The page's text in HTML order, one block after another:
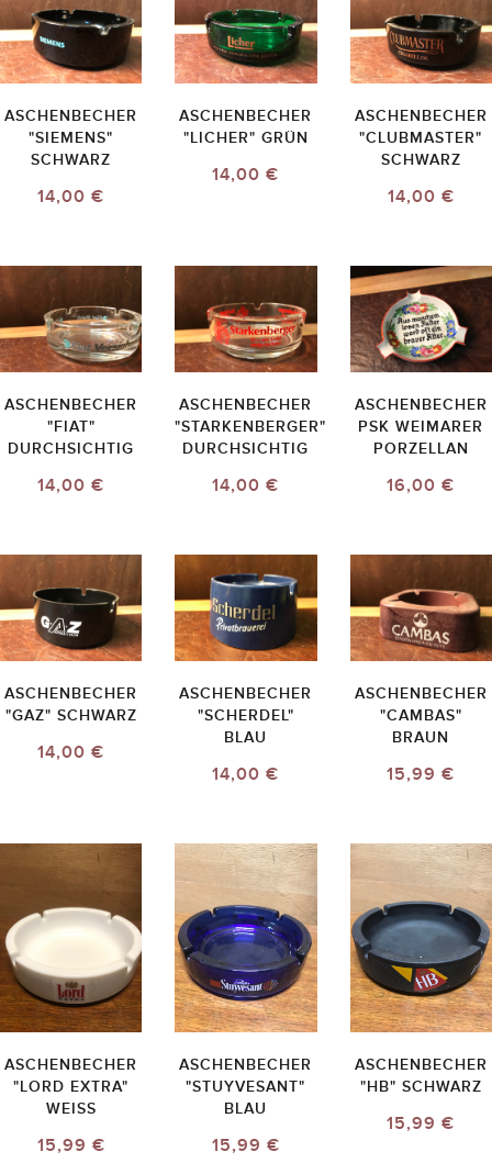
ASCHENBECHER
"SIEMENS"
SCHWARZ
14,00 €
ASCHENBECHER
"LICHER" GRÜN
14,00 €
ASCHENBECHER
"CLUBMASTER"
SCHWARZ
14,00 €
ASCHENBECHER
"FIAT"
DURCHSICHTIG
14,00 €
ASCHENBECHER
"STARKENBERGER"
DURCHSICHTIG
14,00 €
ASCHENBECHER
PSK WEIMARER
PORZELLAN
16,00 €
ASCHENBECHER
"GAZ" SCHWARZ
14,00 €
ASCHENBECHER
"SCHERDEL"
BLAU
14,00 €
ASCHENBECHER
"CAMBAS"
BRAUN
15,99 €
ASCHENBECHER
"LORD EXTRA"
WEISS
15,99 €
ASCHENBECHER
"STUYVESANT"
BLAU
15,99 €
ASCHENBECHER
"HB" SCHWARZ
15,99 €